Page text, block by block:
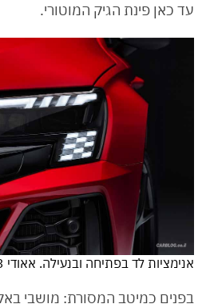
עד כאן פינת הגיק המוטורי.
אנימציות לד בפתיחה ובנעילה. אאודי RS3 החדשה
בפנים כמיטב המסורת: מושבי